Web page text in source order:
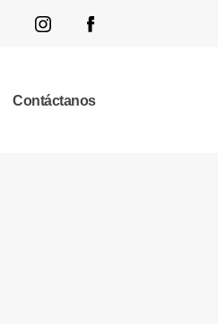
Contáctanos